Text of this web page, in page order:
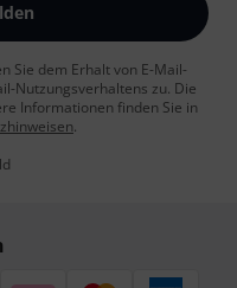
Sie dem Erhalt von E-Mail-
Nutzungsverhaltens zu. Die
Informationen finden Sie in
.